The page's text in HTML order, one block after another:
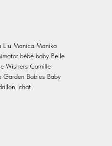
Liu Manica Manika
bébé baby Belle
Wishers Camille
Garden Babies Baby
chat